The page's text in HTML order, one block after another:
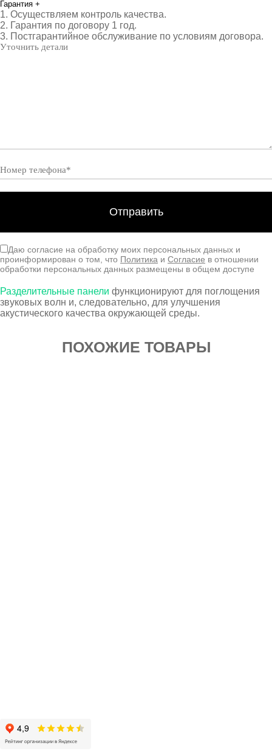
Гарантия +
1. Осуществляем контроль качества.
2. Гарантия по договору 1 год.
3. Постгарантийное обслуживание по условиям договора.
Даю согласие на обработку моих персональных данных и
проинформирован о том, что Политика и Согласие в отношении
обработки персональных данных размещены в общем доступе
Разделительные панели функционируют для поглощения
звуковых волн и, следовательно, для улучшения
акустического качества окружающей среды.
ПОХОЖИЕ ТОВАРЫ